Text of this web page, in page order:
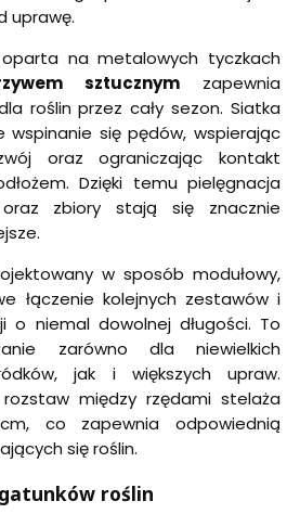
uprawę.
oparta na metalowych tyczkach
sztucznym zapewnia
roślin przez cały sezon. Siatka
wspinanie się pędów, wspierając
oraz ograniczając kontakt
Dzięki temu pielęgnacja
zbiory stają się znacznie
w sposób modułowy,
łączenie kolejnych zestawów i
o niemal dowolnej długości. To
zarówno dla niewielkich
jak i większych upraw.
między rzędami stelaża
co zapewnia odpowiednią
się roślin.
roślin